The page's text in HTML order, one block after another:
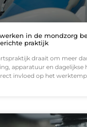
in de mondzorg
praktijk
draait om meer
apparatuur en dagelijkse
invloed op het